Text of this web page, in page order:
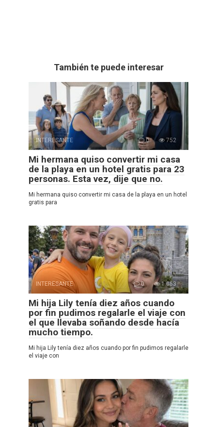
También te puede interesar
INTERESANTE 0 752
Mi hermana quiso convertir mi casa
de la playa en un hotel gratis para 23
personas. Esta vez, dije que no.
Mi hermana quiso convertir mi casa de la playa en un hotel
gratis para
INTERESANTE 0 1 053
Mi hija Lily tenía diez años cuando
por fin pudimos regalarle el viaje con
el que llevaba soñando desde hacía
mucho tiempo.
Mi hija Lily tenía diez años cuando por fin pudimos regalarle
el viaje con